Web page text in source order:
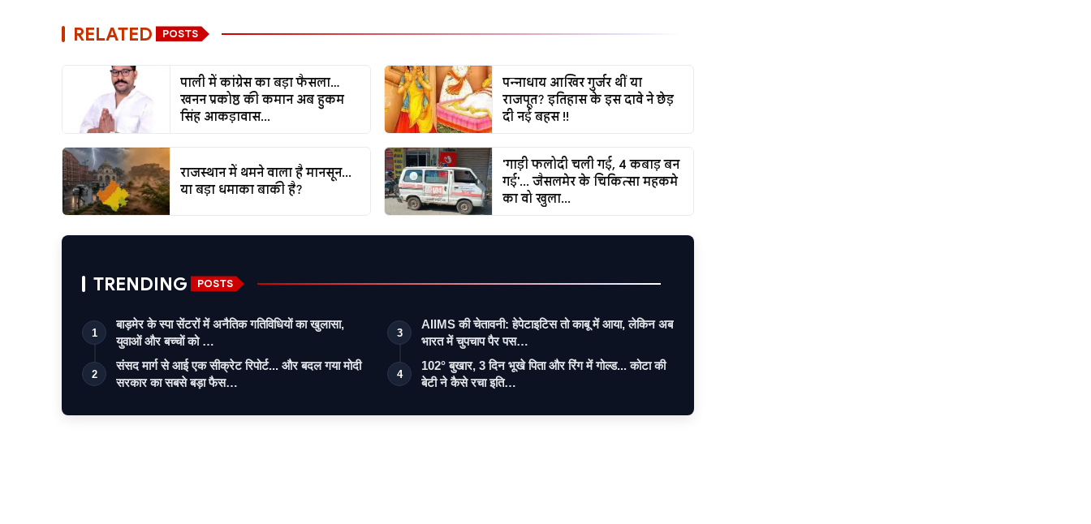
RELATED POSTS
पाली में कांग्रेस का बड़ा फैसला…
खनन प्रकोष्ठ की कमान अब हुकम
सिंह आकड़ावास...
पन्नाधाय आखिर गुर्जर थीं या
राजपूत? इतिहास के इस दावे ने छेड़
दी नई बहस !!
राजस्थान में थमने वाला है मानसून...
या बड़ा धमाका बाकी है?
'गाड़ी फलोदी चली गई, 4 कबाड़ बन
गई'... जैसलमेर के चिकित्सा महकमे
का वो खुला...
TRENDING POSTS
1
बाड़मेर के स्पा सेंटरों में अनैतिक गतिविधियों का खुलासा,
युवाओं और बच्चों को …
2
संसद मार्ग से आई एक सीक्रेट रिपोर्ट... और बदल गया मोदी
सरकार का सबसे बड़ा फैस…
3
AIIMS की चेतावनी: हेपेटाइटिस तो काबू में आया, लेकिन अब
भारत में चुपचाप पैर पस…
4
102° बुखार, 3 दिन भूखे पिता और रिंग में गोल्ड... कोटा की
बेटी ने कैसे रचा इति…